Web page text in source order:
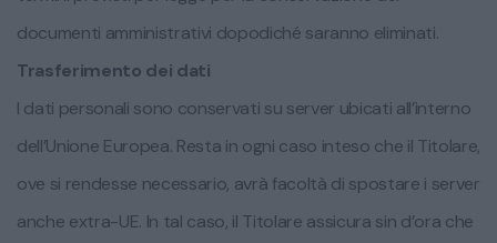
documenti amministrativi dopodiché saranno eliminati.
Trasferimento dei dati
I dati personali sono conservati su server ubicati all’interno
dell’Unione Europea. Resta in ogni caso inteso che il Titolare,
ove si rendesse necessario, avrà facoltà di spostare i server
anche extra-UE. In tal caso, il Titolare assicura sin d’ora che